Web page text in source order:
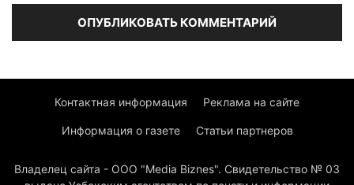
Контактная информация Реклама на сайте
Информация о газете Статьи партнеров
Владелец сайта - ООО "Media Biznes". Свидетельство № 03